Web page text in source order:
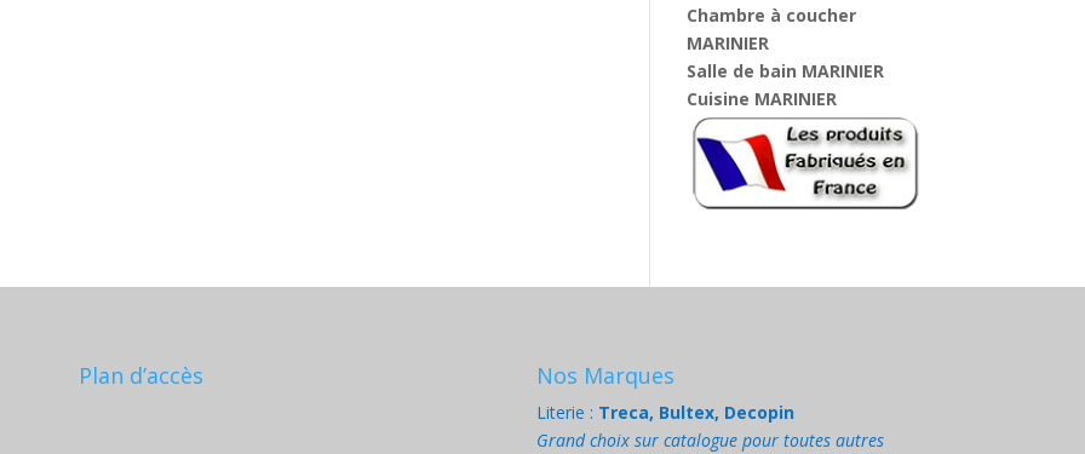
Chambre à coucher
MARINIER
Salle de bain MARINIER
Cuisine MARINIER
Plan d’accès Nos Marques
Literie : Treca, Bultex, Decopin
Grand choix sur catalogue pour toutes autres